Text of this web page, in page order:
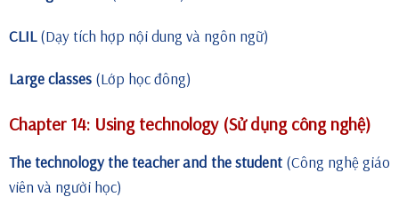
CLIL(Dạy tích hợp nội dung và ngôn ngữ)
Large classes (Lớp học đông)
Chapter 14: Using technology (Sử dụng công nghệ)
The technology the teacher and the student(Công nghệ giáo
viên và người học)